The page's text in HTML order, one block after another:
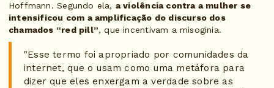
Hoffmann. Segundo ela, a violência contra a mulher se
intensificou com a amplificação do discurso dos
chamados “red pill”, que incentivam a misoginia.
"Esse termo foi apropriado por comunidades da
internet, que o usam como uma metáfora para
dizer que eles enxergam a verdade sobre as